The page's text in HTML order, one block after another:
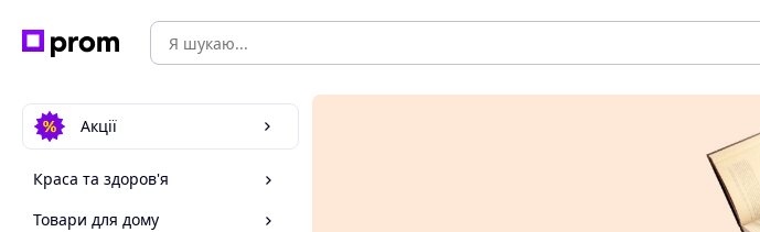
Акції
Краса та здоров'я
Товари для дому